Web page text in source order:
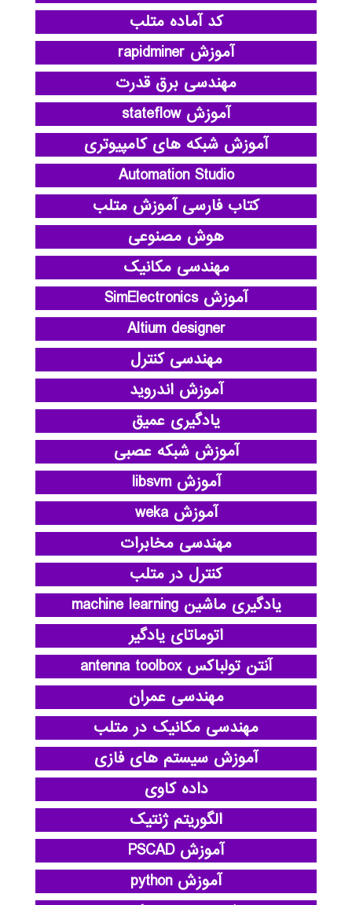
کد آماده متلب
آموزش rapidminer
مهندسی برق قدرت
آموزش stateflow
آموزش شبکه های کامپیوتری
Automation Studio
کتاب فارسی آموزش متلب
هوش مصنوعی
مهندسی مکانیک
آموزش SimElectronics
Altium designer
مهندسی کنترل
آموزش اندروید
یادگیری عمیق
آموزش شبکه عصبی
آموزش libsvm
آموزش weka
مهندسی مخابرات
کنترل در متلب
یادگیری ماشین machine learning
اتوماتای یادگیر
آنتن تولباکس antenna toolbox
مهندسی عمران
مهندسی مکانیک در متلب
آموزش سیستم های فازی
داده کاوی
الگوریتم ژنتیک
آموزش PSCAD
آموزش python